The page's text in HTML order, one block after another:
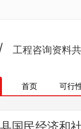
工程咨询资料
首页 可行
国民经济和